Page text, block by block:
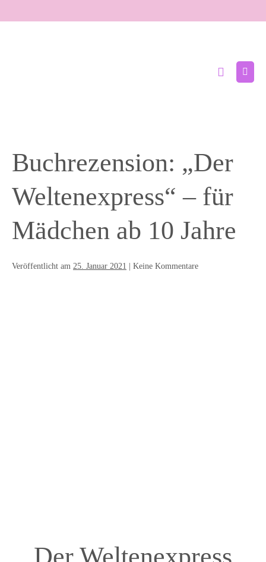
Suche-
Buchrezension: „Der
Weltenexpress“ – für
Mädchen ab 10 Jahre
Veröffentlicht am 25. Januar 2021 Keine Kommentare